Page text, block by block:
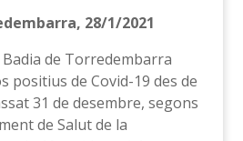
28/1/2021
de Torredembarra
positius de Covid-19 des de
31 de desembre, segons
de Salut de la